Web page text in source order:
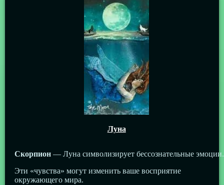
Луна
Скорпион— Луна символизирует бессознательные эмоции.
Эти «чувства» могут изменить ваше восприятие
окружающего мира.